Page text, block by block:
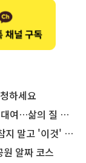
하세요
의 질 높인다
'이것' 해보세요!
알짜 코스